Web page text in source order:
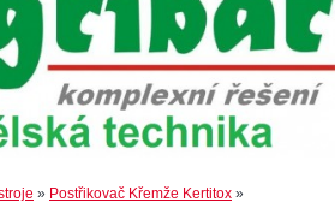
» Postřikovač Křemže Kertitox »